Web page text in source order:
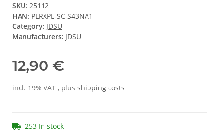
SKU: 25112
HAN: PLRXPL-SC-S43NA1
Category: JDSU
Manufacturers: JDSU
12,90 €
incl. 19% VAT , plus shipping costs
253 In stock